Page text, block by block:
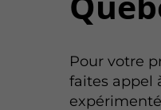
Pour votre
faites appel